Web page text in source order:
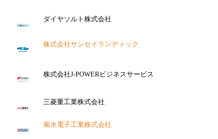
ダイヤソルト株式会社
株式会社サンセイランディック
株式会社J-POWERビジネスサービス
三菱重工業株式会社
菊水電子工業株式会社